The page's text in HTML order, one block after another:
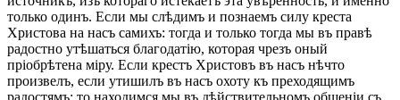
только одинъ. Если мы слѣдимъ и познаемъ силу креста
Христова на насъ самихъ: тогда и только тогда мы въ правѣ
радостно утѣшаться благодатію, которая чрезъ оный
пріобрѣтена міру. Если крестъ Христовъ въ насъ нѣчто
произвелъ, если утишилъ въ насъ охоту къ преходящимъ
радостямъ: то находимся мы въ дѣйствительномъ общеніи съ